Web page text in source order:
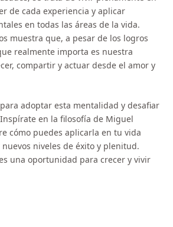
de cada experiencia y aplicar
en todas las áreas de la vida.
muestra que, a pesar de los logros
realmente importa es nuestra
compartir y actuar desde el amor y
adoptar esta mentalidad y desafiar
en la filosofía de Miguel
cómo puedes aplicarla en tu vida
niveles de éxito y plenitud.
una oportunidad para crecer y vivir